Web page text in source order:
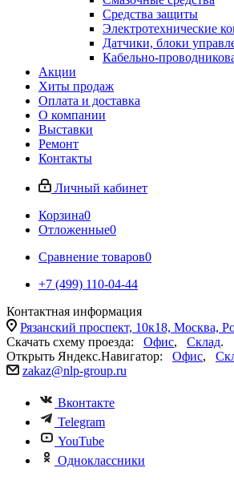
Средства защиты
Электротехнические
Датчики, блоки
Кабельно-
Акции
Хиты продаж
Оплата и доставка
О компании
Выставки
Ремонт
Контакты
Личный кабинет
Корзина0
Отложенные0
Сравнение товаров0
+7 (499) 110-04-44
Контактная информация
Рязанский проспект, 10к18, Москва,
Скачать схему проезда: Офис, Склад.
Открыть Яндекс.Навигатор: Офис,
zakaz@nlp-group.ru
Вконтакте
Telegram
YouTube
Одноклассники